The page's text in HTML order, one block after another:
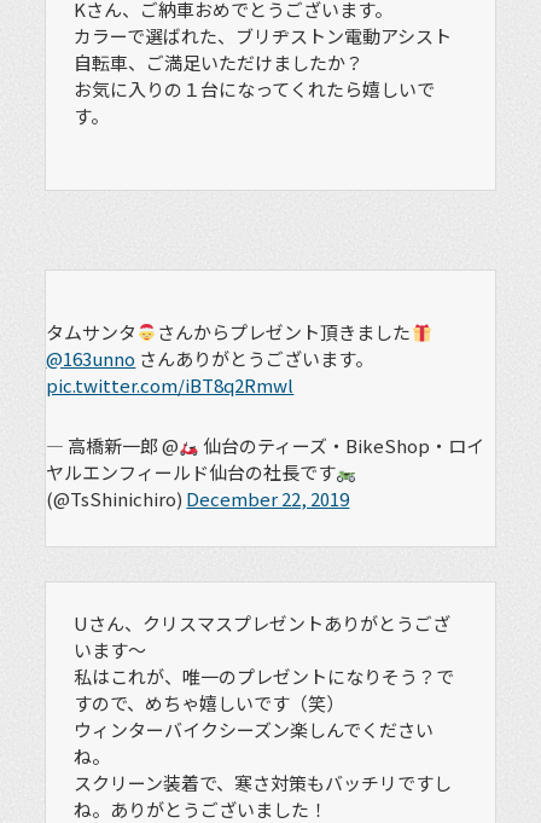
Kさん、ご納車おめでとうございます。
カラーで選ばれた、ブリヂストン電動アシスト
自転車、ご満足いただけましたか？
お気に入りの１台になってくれたら嬉しいで
す。
タムサンタ
さんからプレゼント頂きました
@163unno さんありがとうございます。
pic.twitter.com/iBT8q2Rmwl
— 高橋新一郎 @
仙台のティーズ・BikeShop・ロイ
ヤルエンフィールド仙台の社長です
(@TsShinichiro) December 22, 2019
Uさん、クリスマスプレゼントありがとうござ
います〜
私はこれが、唯一のプレゼントになりそう？で
すので、めちゃ嬉しいです（笑）
ウィンターバイクシーズン楽しんでください
ね。
スクリーン装着で、寒さ対策もバッチリですし
ね。ありがとうございました！